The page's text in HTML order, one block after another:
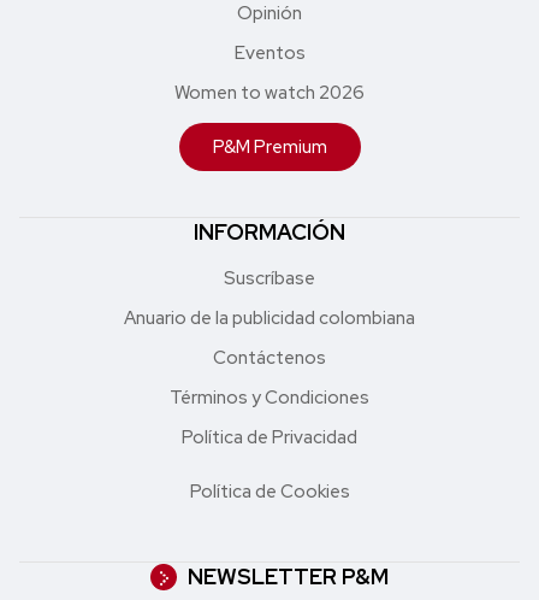
Opinión
Eventos
Women to watch 2026
P&M Premium
INFORMACIÓN
Suscríbase
Anuario de la publicidad colombiana
Contáctenos
Términos y Condiciones
Política de Privacidad
Política de Cookies
NEWSLETTER P&M